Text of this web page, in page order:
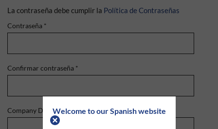
Welcome to our Spanish website
La contraseña debe cumplir la Política de Contraseñas
Contraseña *
Confirmar contraseña *
Company Domain*